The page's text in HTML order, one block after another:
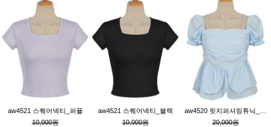
aw4521 스퀘어넥티_퍼플
10,000원
aw4521 스퀘어넥티_블랙
10,000원
20,000원